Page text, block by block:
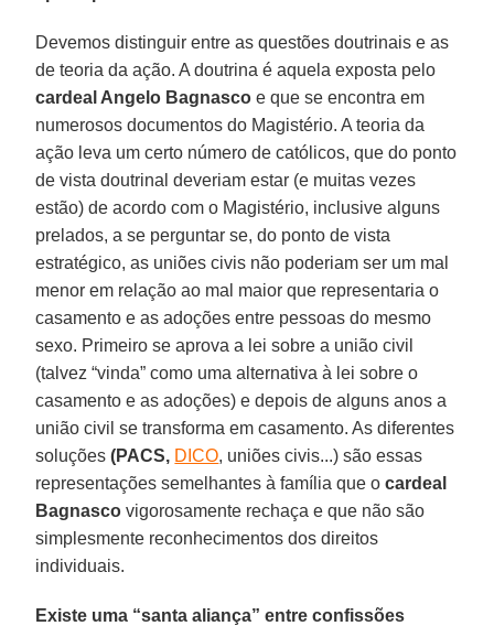
Devemos distinguir entre as questões doutrinais e as
de teoria da ação. A doutrina é aquela exposta pelo
cardeal Angelo Bagnasco e que se encontra em
numerosos documentos do Magistério. A teoria da
ação leva um certo número de católicos, que do ponto
de vista doutrinal deveriam estar (e muitas vezes
estão) de acordo com o Magistério, inclusive alguns
prelados, a se perguntar se, do ponto de vista
estratégico, as uniões civis não poderiam ser um mal
menor em relação ao mal maior que representaria o
casamento e as adoções entre pessoas do mesmo
sexo. Primeiro se aprova a lei sobre a união civil
(talvez “vinda” como uma alternativa à lei sobre o
casamento e as adoções) e depois de alguns anos a
união civil se transforma em casamento. As diferentes
soluções(PACS, DICO, uniões civis...) são essas
representações semelhantes à família que ocardeal
Bagnasco vigorosamente rechaça e que não são
simplesmente reconhecimentos dos direitos
individuais.
Existe uma “santa aliança” entre confissões